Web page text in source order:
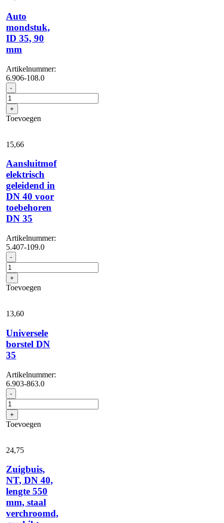
Auto
mondstuk,
ID 35, 90
mm
Artikelnummer:
6.906-108.0
- Auto
mondstuk,
ID
35,
90
aantal
+
Toevoegen
15,66
Aansluitmof
elektrisch
geleidend in
DN 40 voor
toebehoren
DN 35
Artikelnummer:
5.407-109.0
- Aansluitmof
elektrisch
geleidend
in
DN
voor
toebehoren
DN
35
aantal
+
Toevoegen
13,60
Universele
borstel DN
35
Artikelnummer:
6.903-863.0
- Universele
borstel
DN
35
aantal
+
Toevoegen
24,75
Zuigbuis,
NT, DN 40,
lengte 550
mm, staal
verchroomd,